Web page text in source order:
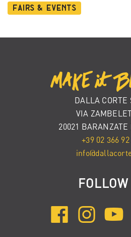
Fairs & Events
DALLA CORTE
VIA
20021 BARANZATE
+39 02 366